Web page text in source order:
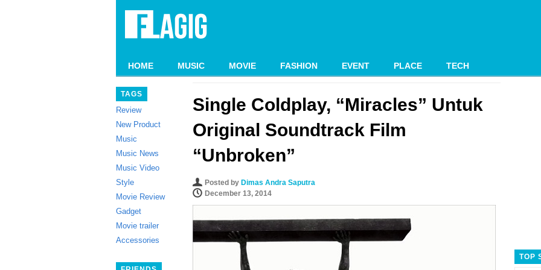
HOME MUSIC MOVIE FASHION EVENT PLACE TECH
TAGS
Review
New Product
Music
Music News
Music Video
Style
Movie Review
Gadget
Movie trailer
Accessories
Single Coldplay, “Miracles” Untuk
Original Soundtrack Film
“Unbroken”
Posted by Dimas Andra Saputra
December 13, 2014
TOP